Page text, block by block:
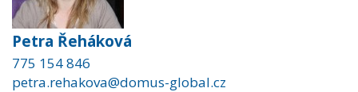
Petra Řeháková
775 154 846
petra.rehakova@domus-global.cz